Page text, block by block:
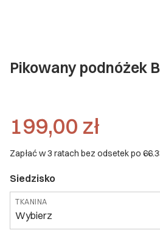
Pikowany podnóżek
Cena
199,00 zł
Zapłać w 3 ratach bez odsetek po
Siedzisko
TKANINA
Wybierz